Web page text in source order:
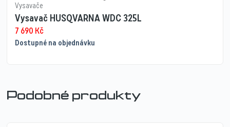
Vysavače
Vysavač HUSQVARNA WDC 325L
7 690 Kč
Dostupné na objednávku
Podobné produkty